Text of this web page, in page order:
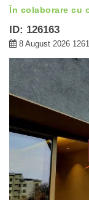
În colaborare cu
ID: 126163
8 August 2026